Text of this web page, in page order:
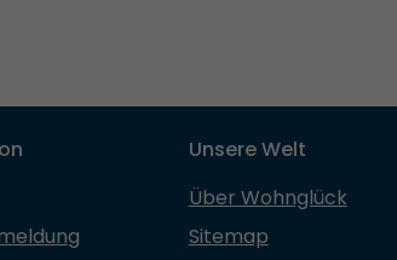
Unsere Welt
Über Wohnglück
Sitemap